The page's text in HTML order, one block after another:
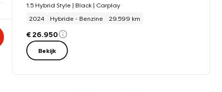
1.5 Hybrid Style | Black | Carplay
2024
Hybride - Benzine 29.599 km
€ 26.950
Bekijk